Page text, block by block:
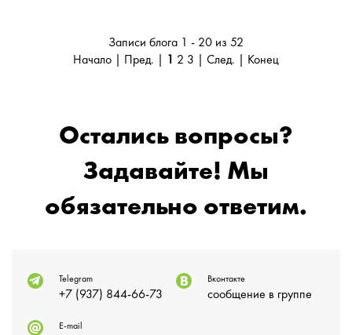
Записи блога 1 - 20 из 52
Начало | Пред. |
1 2 3 След. Конец
Остались вопросы?
Задавайте! Мы
обязательно ответим.
Telegram
+7 (937) 844-66-73
Вконтакте
сообщение в группе
E-mail